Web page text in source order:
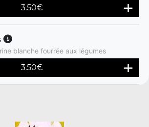
3.50€
blanche fourrée aux légumes
3.50€